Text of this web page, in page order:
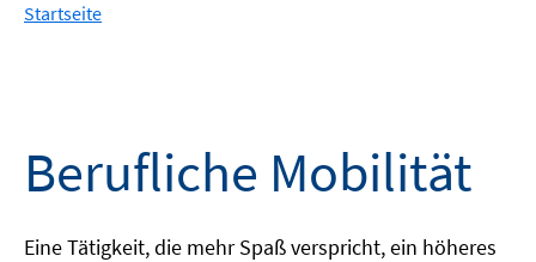
Startseite
Berufliche Mobilität
Eine Tätigkeit, die mehr Spaß verspricht, ein höheres